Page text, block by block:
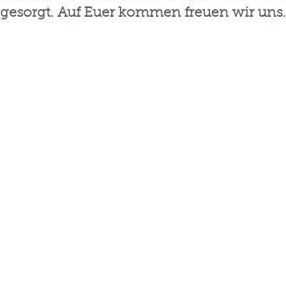
gesorgt. Auf Euer kommen freuen wir uns.